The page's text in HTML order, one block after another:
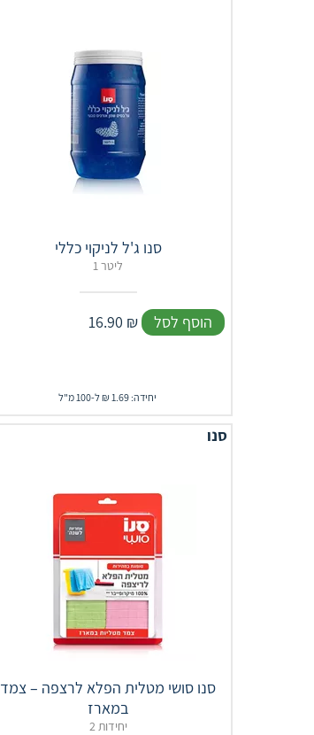
סנו ג'ל לניקוי כללי
1 ליטר
16.90 ₪ הוסף לסל
יחידה: 1.69 ₪ ל-100 מ"ל
סנו
סנו סושי מטלית הפלא לרצפה – צמד
במארז
2 יחידות